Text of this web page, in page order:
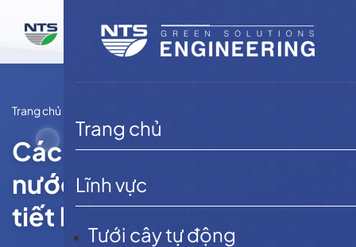
Trang chủ
Lĩnh vực
Tưới cây tự động
dung
Trang chủ
Các phương pháp xử lý
nước thải chăn nuôi heo
tiết kiệm, hiệu quả lâu dài